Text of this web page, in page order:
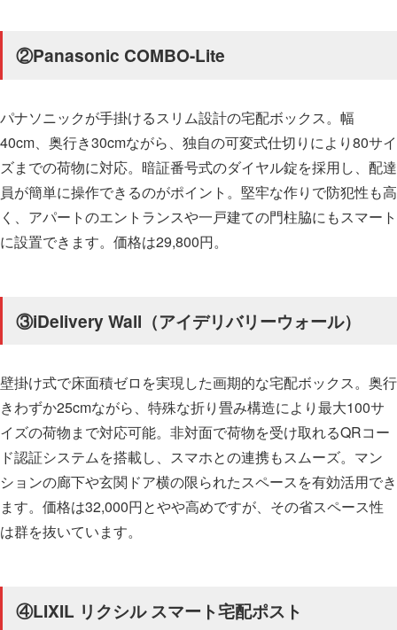
②Panasonic COMBO-Lite
パナソニックが手掛けるスリム設計の宅配ボックス。幅
40cm、奥行き30cmながら、独自の可変式仕切りにより80サイ
ズまでの荷物に対応。暗証番号式のダイヤル錠を採用し、配達
員が簡単に操作できるのがポイント。堅牢な作りで防犯性も高
く、アパートのエントランスや一戸建ての門柱脇にもスマート
に設置できます。価格は29,800円。
③iDelivery Wall（アイデリバリーウォール）
壁掛け式で床面積ゼロを実現した画期的な宅配ボックス。奥行
きわずか25cmながら、特殊な折り畳み構造により最大100サ
イズの荷物まで対応可能。非対面で荷物を受け取れるQRコー
ド認証システムを搭載し、スマホとの連携もスムーズ。マン
ションの廊下や玄関ドア横の限られたスペースを有効活用でき
ます。価格は32,000円とやや高めですが、その省スペース性
は群を抜いています。
④LIXIL リクシル スマート宅配ポスト